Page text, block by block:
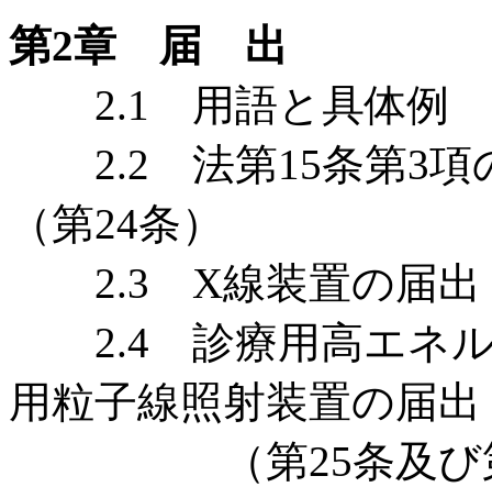
第2章 届 出
2.1 用語と具体例
2.2 法第15条第3項の
（第24条）
2.3 X線装置の届出
2.4 診療用高エネル
用粒子線照射装置の届出
（第25条及び第